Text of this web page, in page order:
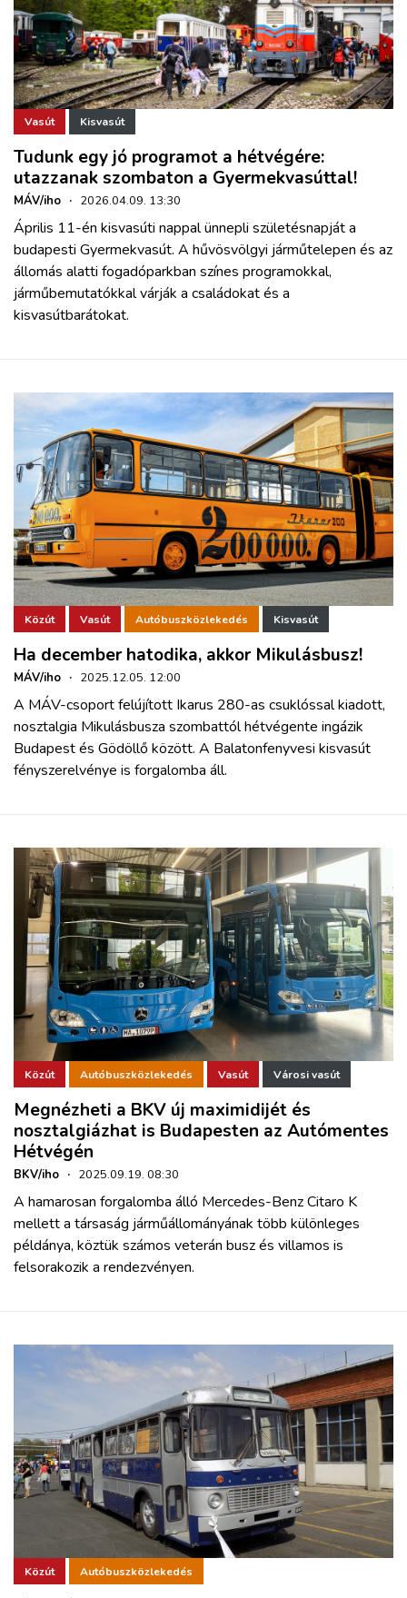
Vasút Kisvasút
Tudunk egy jó programot a hétvégére:
utazzanak szombaton a Gyermekvasúttal!
MÁV/iho · 2026.04.09. 13:30
Április 11-én kisvasúti nappal ünnepli születésnapját a
budapesti Gyermekvasút. A hűvösvölgyi járműtelepen és az
állomás alatti fogadóparkban színes programokkal,
járműbemutatókkal várják a családokat és a
kisvasútbarátokat.
Közút Vasút Autóbuszközlekedés Kisvasút
Ha december hatodika, akkor Mikulásbusz!
MÁV/iho · 2025.12.05. 12:00
A MÁV-csoport felújított Ikarus 280-as csuklóssal kiadott,
nosztalgia Mikulásbusza szombattól hétvégente ingázik
Budapest és Gödöllő között. A Balatonfenyvesi kisvasút
fényszerelvénye is forgalomba áll.
Közút Autóbuszközlekedés Vasút Városi vasút
Megnézheti a BKV új maximidijét és
nosztalgiázhat is Budapesten az Autómentes
Hétvégén
BKV/iho · 2025.09.19. 08:30
A hamarosan forgalomba álló Mercedes-Benz Citaro K
mellett a társaság járműállományának több különleges
példánya, köztük számos veterán busz és villamos is
felsorakozik a rendezvényen.
Közút Autóbuszközlekedés